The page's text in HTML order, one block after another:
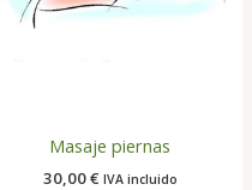
Masaje piernas
30,00€ IVA incluido